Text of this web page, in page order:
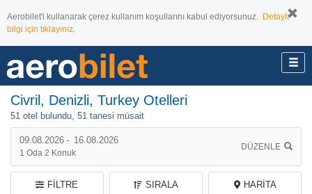
Aerobilet'i kullanarak çerez kullanım koşullarını kabul ediyorsunuz. Detaylı
bilgi için tıklayınız.
09.08.2026 - 16.08.2026
1 Oda 2 Konuk
DÜZENLE
Civril, Denizli, Turkey Otelleri
51 otel bulundu, 51 tanesi müsait
FILTRE SIRALA HARITA